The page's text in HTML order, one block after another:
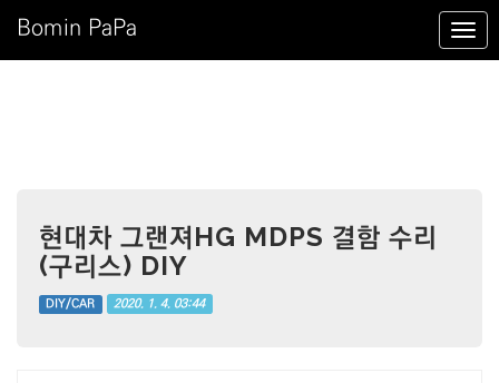
Bomin PaPa
현대차 그랜져HG MDPS 결함 수리
(구리스) DIY
DIY/CAR 2020. 1. 4. 03:44